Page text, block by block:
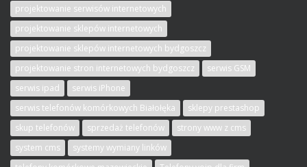
projektowanie serwisów internetowych
projektowanie sklepów internetowych
projektowanie sklepów internetowych bydgoszcz
projektowanie stron internetowych bydgoszcz
serwis GSM
serwis ipad
serwis iPhone
serwis telefonów komórkowych Białołęka
sklepy prestashop
skup telefonów
sprzedaż telefonów
strony www z cms
system cms
systemy wymiany linków